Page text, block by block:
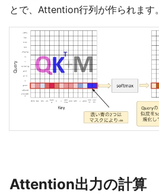
とで、Attention行列が作られます。
Attention出力の計算